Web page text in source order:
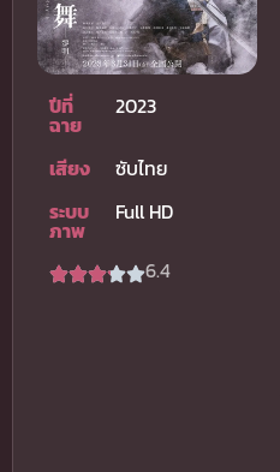
ปีที่
ฉาย
2023
เสียง
ซับไทย
ระบบ
ภาพ
Full HD
6.4